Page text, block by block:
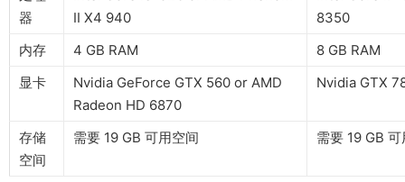
器
II X4 940
8350
内存
4 GB RAM
8 GB RAM
显卡
Nvidia GeForce GTX 560 or AMD
Radeon HD 6870
Nvidia GTX
存储
空间
需要 19 GB 可用空间 需要 19 GB